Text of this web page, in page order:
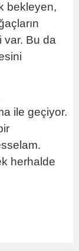
bekleyen,
var. Bu da
ile geçiyor.
herhalde